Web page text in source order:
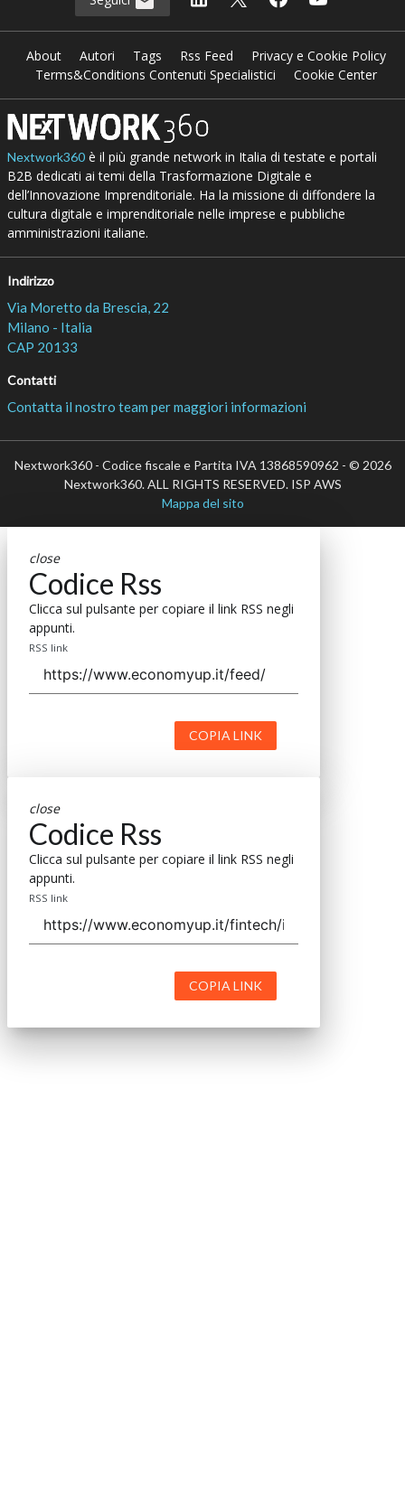
About Autori Tags Rss Feed
Privacy e Cookie Policy
Terms&Conditions Contenuti Specialistici
Cookie Center
Nextwork360è il più grande network in Italia di testate e portali
B2B dedicati ai temi della Trasformazione Digitale e
dell’Innovazione Imprenditoriale. Ha la missione di diffondere la
cultura digitale e imprenditoriale nelle imprese e pubbliche
amministrazioni italiane.
Indirizzo
Via Moretto da Brescia, 22
Milano - Italia
CAP 20133
Contatti
Contatta il nostro team per maggiori informazioni
Nextwork360 - Codice fiscale e Partita IVA 13868590962 - © 2026
Nextwork360. ALL RIGHTS RESERVED. ISP AWS
Mappa del sito
close
Codice Rss
Clicca sul pulsante per copiare il link RSS negli
appunti.
RSS link
COPIA LINK
close
Codice Rss
Clicca sul pulsante per copiare il link RSS negli
appunti.
RSS link
COPIA LINK